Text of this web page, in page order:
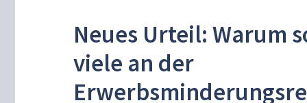
Neues Urteil: Warum
viele an der